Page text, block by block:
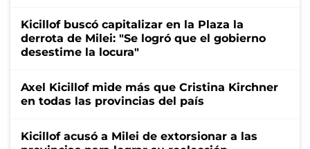
Kicillof buscó capitalizar en la Plaza la
derrota de Milei: "Se logró que el gobierno
desestime la locura"
Axel Kicillof mide más que Cristina Kirchner
en todas las provincias del país
Kicillof acusó a Milei de extorsionar a las